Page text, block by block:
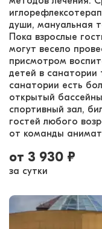
души, мануальная
Пока взрослые
могут весело
присмотром
детей в санатории
санатории есть
открытый
спортивный зал,
гостей любого
от команды
от 3 930 ₽
за сутки